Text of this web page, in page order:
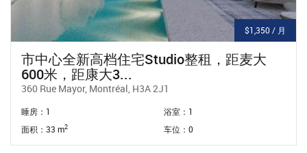
$1,350 / 月
市中心全新高档住宅Studio整租，距麦大
600米，距康大3...
360 Rue Mayor, Montréal, H3A 2J1
睡房：1
浴室：1
面积：33 m2 车位：0